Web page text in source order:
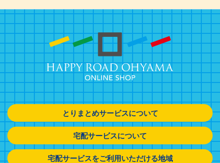
とりまとめサービスについて
宅配サービスについて
宅配サービスをご利用いただける地域